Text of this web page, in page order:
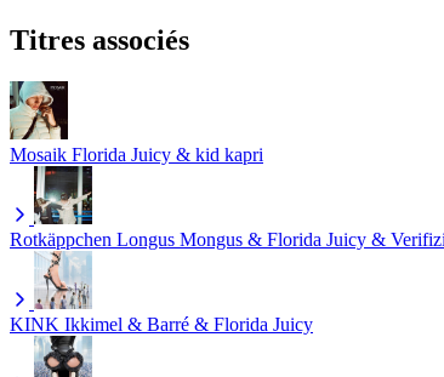
Titres associés
Mosaik Florida Juicy & kid kapri
Rotkäppchen Longus Mongus & Florida Juicy &
KINK Ikkimel & Barré & Florida Juicy